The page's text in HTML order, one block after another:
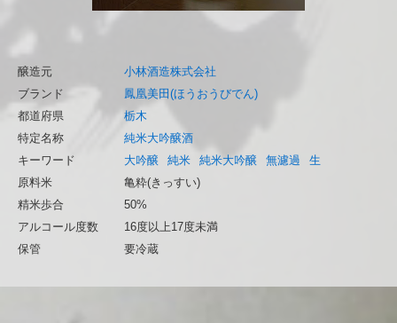
醸造元
小林酒造株式会社
ブランド
鳳凰美田(ほうおうびでん)
都道府県
栃木
特定名称
純米大吟醸酒
キーワード
大吟醸 純米 純米大吟醸 無濾過
生
原料米
亀粋(きっすい)
精米歩合
50%
アルコール度数
16度以上17度未満
保管
要冷蔵